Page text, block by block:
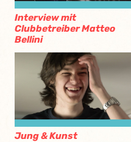
Interview mit
Clubbetreiber Matteo
Bellini
Jung & Kunst